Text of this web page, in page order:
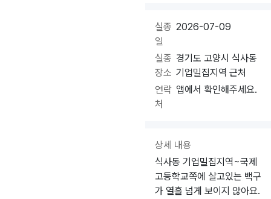
실종
일
2026-07-09
실종
장소
경기도 고양시 식사동
기업밀집지역 근처
연락
처
앱에서 확인해주세요.
상세 내용
식사동 기업밀집지역~국제
고등학교쪽에 살고있는 백구
가 열흘 넘게 보이지 않아요.